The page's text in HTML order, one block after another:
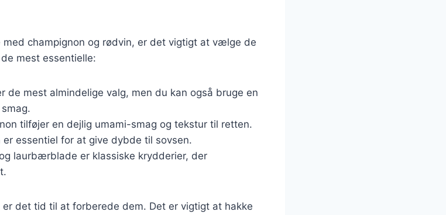
champignon og rødvin, er det vigtigt at vælge de
mest essentielle:
de mest almindelige valg, men du kan også bruge en
tilføjer en dejlig umami-smag og tekstur til retten.
essentiel for at give dybde til sovsen.
laurbærblade er klassiske krydderier, der
det tid til at forberede dem. Det er vigtigt at hakke